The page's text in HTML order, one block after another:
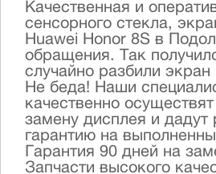
Качественная и
сенсорного стекла,
Huawei Honor 8S в
обращения. Так
случайно разбили экран
Не беда! Наши
качественно
замену дисплея и
гарантию на
Гарантия 90 дней на
Запчасти высокого